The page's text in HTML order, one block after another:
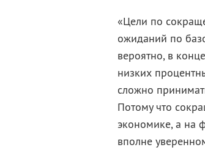
«Цели по
ожиданий по
вероятно, в
низких
сложно
Потому что
экономике, а на
вполне